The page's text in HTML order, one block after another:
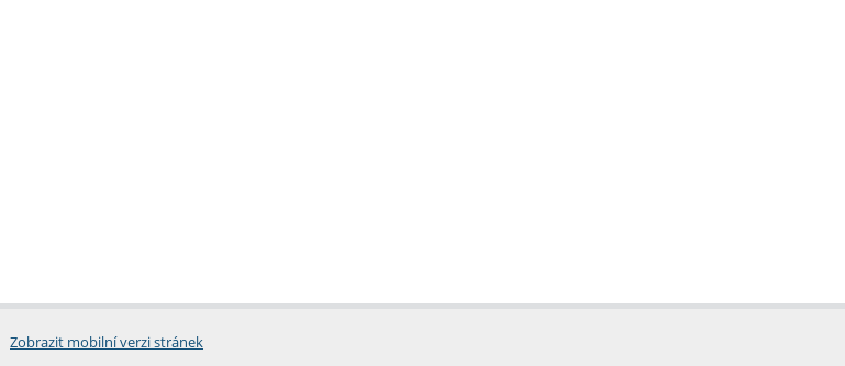
Zobrazit mobilní verzi stránek